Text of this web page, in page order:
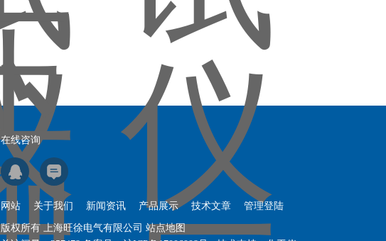
在线咨询
网站 关于我们 新闻资讯 产品展示 技术文章 管理登陆
版权所有 上海旺徐电气有限公司 站点地图